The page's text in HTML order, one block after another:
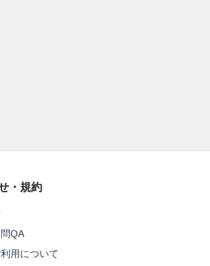
・規約
QA
用について